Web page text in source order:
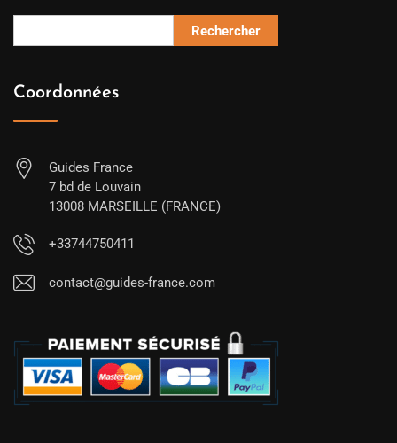
Rechercher
Coordonnées
Guides France
7 bd de Louvain
13008 MARSEILLE (FRANCE)
+33744750411
contact@guides-france.com